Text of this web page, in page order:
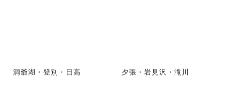
洞爺湖・登別・日高 夕張・岩見沢・滝川